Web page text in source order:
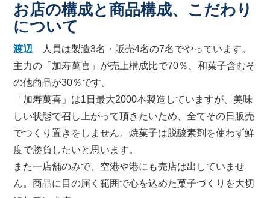
お店の構成と商品構成、こだわり
について
渡辺 人員は製造3名・販売4名の7名でやっています。
主力の「加寿萬喜」が売上構成比で70％、和菓子含むそ
の他商品が30％です。
「加寿萬喜」は1日最大2000本製造していますが、美味
しい状態で召し上がって頂きたいため、全てその日販売
でつくり置きをしません。焼菓子は脱酸素剤を使わず鮮
度で勝負したいと思います。
また一店舗のみで、空港や港にも売店は出していませ
ん。商品に目の届く範囲で心を込めた菓子づくりを大切